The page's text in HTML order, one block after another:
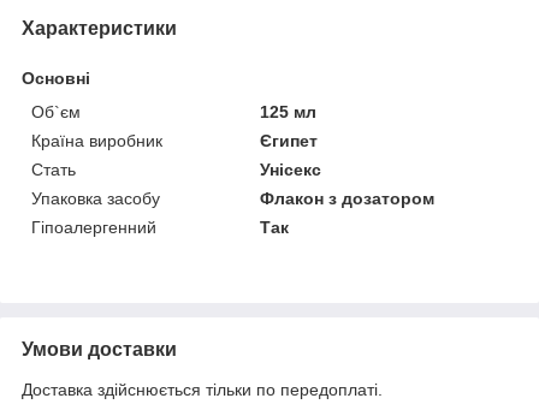
Характеристики
Основні
Об`єм
125 мл
Країна виробник
Єгипет
Стать
Унісекс
Упаковка засобу
Флакон з дозатором
Гіпоалергенний
Так
Умови доставки
Доставка здійснюється тільки по передоплаті.